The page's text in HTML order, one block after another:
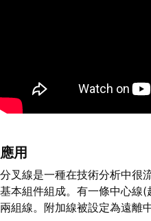
應用
分叉線是一種在技術分析中很
基本組件組成。有一條中心線
兩組線。附加線被設定為遠離